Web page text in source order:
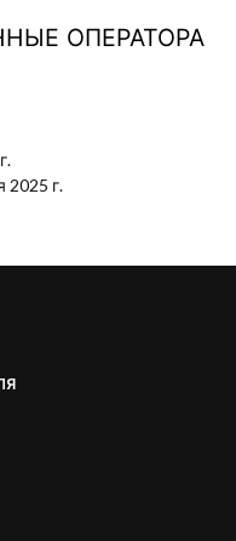
ОПЕРАТОРА
2025 г.